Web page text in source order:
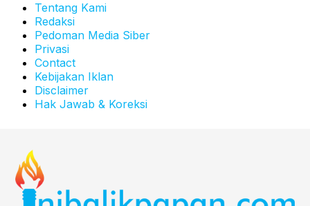
Tentang Kami
Redaksi
Pedoman Media Siber
Privasi
Contact
Kebijakan Iklan
Disclaimer
Hak Jawab & Koreksi